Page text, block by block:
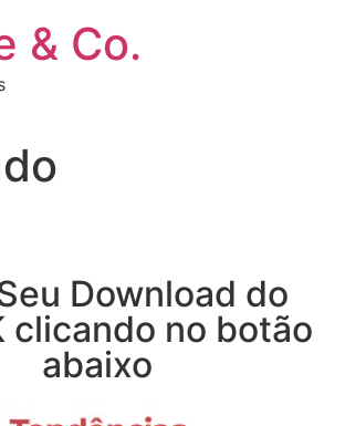
& Co.
Download do
clicando no botão
abaixo